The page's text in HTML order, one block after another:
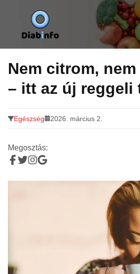
Tovább
tartalomra
Diabinfo.hu – Információk
Nem citrom,
– itt az új reggeli
Egészség 2026. március 2.
Megosztás: